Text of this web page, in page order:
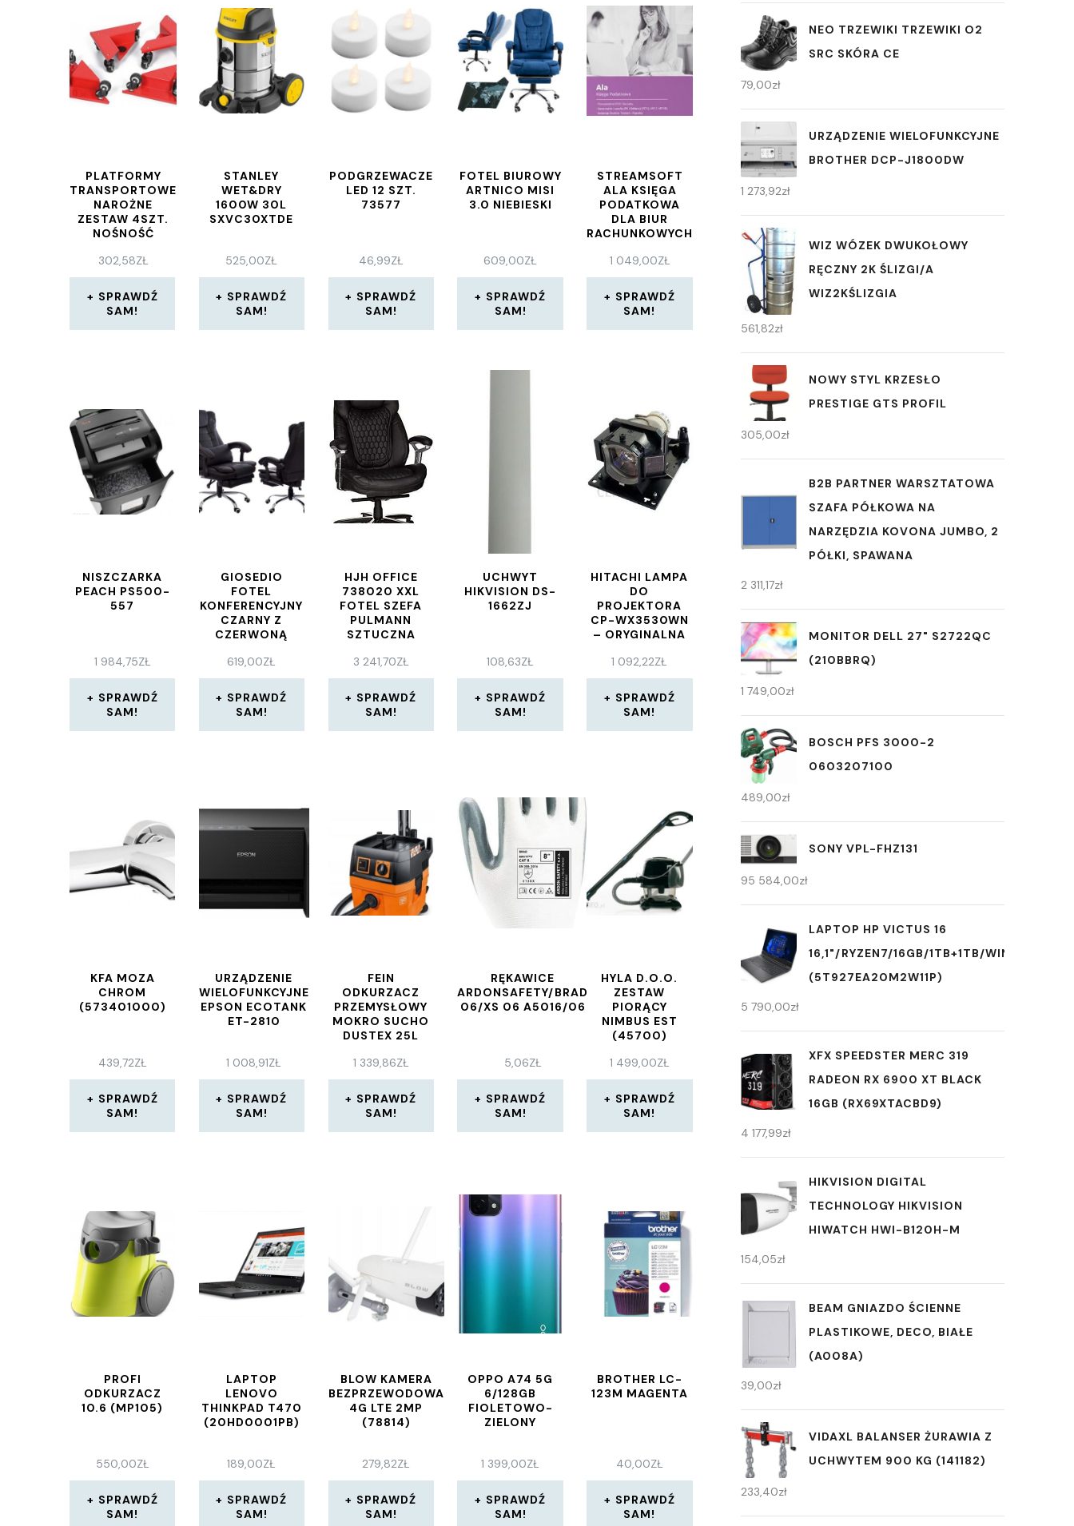
PLATFORMY
TRANSPORTOWE
NAROŻNE
ZESTAW 4SZT.
NOŚNOŚĆ
302,58ZŁ
SPRAWDŹ
SAM!
STANLEY
WET&DRY
1600W 30L
SXVC30XTDE
525,00ZŁ
SPRAWDŹ
SAM!
PODGRZEWACZE
LED 12 SZT.
73577
46,99ZŁ
SPRAWDŹ
SAM!
FOTEL BIUROWY
ARTNICO MISI
3.0 NIEBIESKI
609,00ZŁ
SPRAWDŹ
SAM!
STREAMSOFT
ALA KSIĘGA
PODATKOWA
DLA BIUR
RACHUNKOWYCH
1 049,00ZŁ
SPRAWDŹ
SAM!
NISZCZARKA
PEACH PS500-
557
1 984,75ZŁ
SPRAWDŹ
SAM!
GIOSEDIO
FOTEL
KONFERENCYJNY
CZARNY Z
CZERWONĄ
Z PODNÓŻKIEM,
ROZKŁADANE
OPARCIE
619,00ZŁ
SPRAWDŹ
SAM!
HJH OFFICE
738020 XXL
FOTEL SZEFA
PULMANN
SZTUCZNA
BIUROWY
OBCIĄŻENIE DO
180KG
WYGODNIE
WYŚCIEŁANY Z
REGULACJĄ
3 241,70ZŁ
SPRAWDŹ
SAM!
UCHWYT
HIKVISION DS-
1662ZJ
108,63ZŁ
SPRAWDŹ
SAM!
HITACHI LAMPA
DO
PROJEKTORA
CP-WX3530WN
– ORYGINALNA
MODUŁEM
(DT01481)
1 092,22ZŁ
SPRAWDŹ
SAM!
KFA MOZA
CHROM
(573401000)
439,72ZŁ
SPRAWDŹ
SAM!
URZĄDZENIE
WIELOFUNKCYJNE
EPSON ECOTANK
ET-2810
1 008,91ZŁ
SPRAWDŹ
SAM!
FEIN
ODKURZACZ
PRZEMYSŁOWY
MOKRO SUCHO
DUSTEX 25L
1 339,86ZŁ
SPRAWDŹ
SAM!
RĘKAWICE
ARDONSAFETY/BRAD
06/XS 06 A5016/06
5,06ZŁ
SPRAWDŹ
SAM!
HYLA D.O.O.
ZESTAW
PIORĄCY
NIMBUS EST
(45700)
1 499,00ZŁ
SPRAWDŹ
SAM!
PROFI
ODKURZACZ
10.6 (MP105)
550,00ZŁ
SPRAWDŹ
SAM!
LAPTOP
LENOVO
THINKPAD T470
(20HD0001PB)
189,00ZŁ
SPRAWDŹ
SAM!
BLOW KAMERA
BEZPRZEWODOWA
4G LTE 2MP
(78814)
279,82ZŁ
SPRAWDŹ
SAM!
OPPO A74 5G
6/128GB
FIOLETOWO-
ZIELONY
1 399,00ZŁ
SPRAWDŹ
SAM!
BROTHER LC-
123M MAGENTA
40,00ZŁ
SPRAWDŹ
SAM!
NEO TRZEWIKI TRZEWIKI O2
SRC SKÓRA CE
79,00zł
URZĄDZENIE WIELOFUNKCYJNE
BROTHER DCP-J1800DW
1 273,92zł
WIZ WÓZEK DWUKOŁOWY
RĘCZNY 2K ŚLIZGI/A
WIZ2KŚLIZGIA
561,82zł
NOWY STYL KRZESŁO
PRESTIGE GTS PROFIL
305,00zł
B2B PARTNER WARSZTATOWA
SZAFA PÓŁKOWA NA
NARZĘDZIA KOVONA JUMBO, 2
PÓŁKI, SPAWANA
2 311,17zł
MONITOR DELL 27" S2722QC
(210BBRQ)
1 749,00zł
BOSCH PFS 3000-2
0603207100
489,00zł
SONY VPL-FHZ131
95 584,00zł
LAPTOP HP VICTUS 16
16,1"/RYZEN7/16GB/1TB+1TB/WIN11
(5T927EA20M2W11P)
5 790,00zł
XFX SPEEDSTER MERC 319
RADEON RX 6900 XT BLACK
16GB (RX69XTACBD9)
4 177,99zł
HIKVISION DIGITAL
TECHNOLOGY HIKVISION
HIWATCH HWI-B120H-M
154,05zł
BEAM GNIAZDO ŚCIENNE
PLASTIKOWE, DECO, BIAŁE
(A008A)
39,00zł
VIDAXL BALANSER ŻURAWIA Z
UCHWYTEM 900 KG (141182)
233,40zł